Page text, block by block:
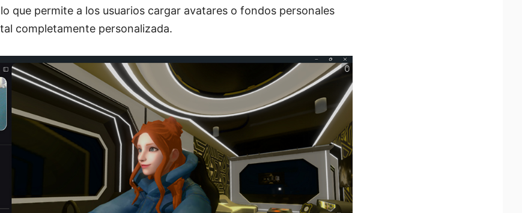
que permite a los usuarios cargar avatares o fondos personales
completamente personalizada.